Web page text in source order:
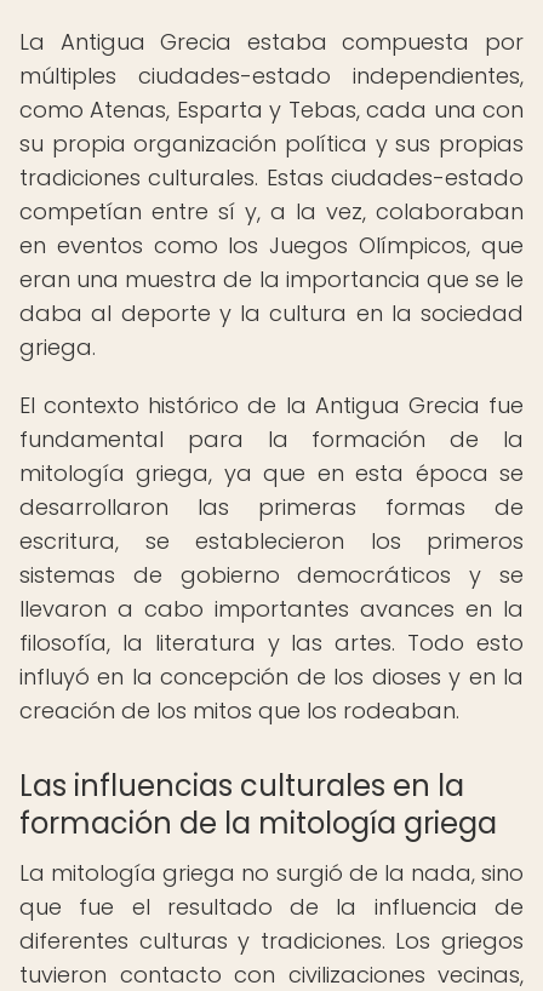
La Antigua Grecia estaba compuesta por
múltiples ciudades-estado independientes,
como Atenas, Esparta y Tebas, cada una con
su propia organización política y sus propias
tradiciones culturales. Estas ciudades-estado
competían entre sí y, a la vez, colaboraban
en eventos como los Juegos Olímpicos, que
eran una muestra de la importancia que se le
daba al deporte y la cultura en la sociedad
griega.
El contexto histórico de la Antigua Grecia fue
fundamental para la formación de la
mitología griega, ya que en esta época se
desarrollaron las primeras formas de
escritura, se establecieron los primeros
sistemas de gobierno democráticos y se
llevaron a cabo importantes avances en la
filosofía, la literatura y las artes. Todo esto
influyó en la concepción de los dioses y en la
creación de los mitos que los rodeaban.
Las influencias culturales en la
formación de la mitología griega
La mitología griega no surgió de la nada, sino
que fue el resultado de la influencia de
diferentes culturas y tradiciones. Los griegos
tuvieron contacto con civilizaciones vecinas,